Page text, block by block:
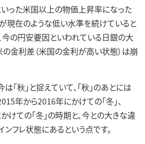
った米国以上の物価上昇率になった
現在のような低い水準を続けていると
今の円安要因といわれている日銀の大
金利差（米国の金利が高い状態）は崩
秋」と捉えていて、「秋」のあとには
年から2016年にかけての「冬」、
ての「冬」の時期と、今との大きな違
ンフレ状態にあるという点です。